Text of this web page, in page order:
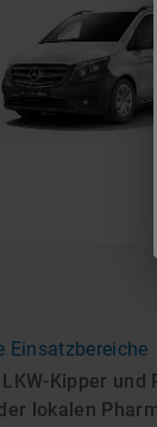
Einsatzbereiche
Kipper
lokalen